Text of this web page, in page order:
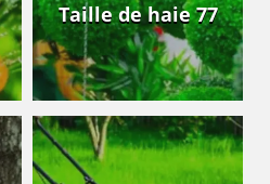
Taille de haie 77